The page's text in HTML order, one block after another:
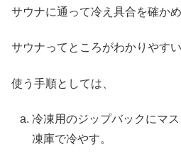
サウナに通って冷え具合を確かめ
サウナってところがわかりやすい
使う手順としては、
冷凍用のジップバックにマ
凍庫で冷やす。